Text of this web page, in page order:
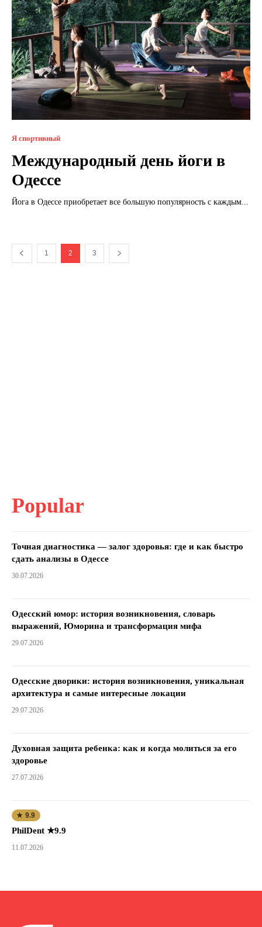
Я спортивный
Международный день йоги в
Одессе
Йога в Одессе приобретает все большую популярность с каждым...
1 2 3
Popular
Точная диагностика — залог здоровья: где и как быстро
сдать анализы в Одессе
30.07.2026
Одесский юмор: история возникновения, словарь
выражений, Юморина и трансформация мифа
29.07.2026
Одесские дворики: история возникновения, уникальная
архитектура и самые интересные локации
29.07.2026
Духовная защита ребенка: как и когда молиться за его
здоровье
27.07.2026
★ 9.9
PhilDent ★9.9
11.07.2026